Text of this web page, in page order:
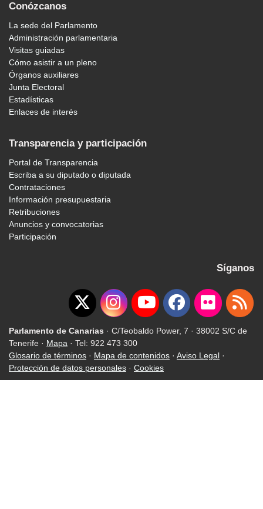
Conózcanos
La sede del Parlamento
Administración parlamentaria
Visitas guiadas
Cómo asistir a un pleno
Órganos auxiliares
Junta Electoral
Estadísticas
Enlaces de interés
Transparencia y participación
Portal de Transparencia
Escriba a su diputado o diputada
Contrataciones
Información presupuestaria
Retribuciones
Anuncios y convocatorias
Participación
Síganos
Parlamento de Canarias · C/Teobaldo Power, 7 · 38002 S/C de
Tenerife · Mapa · Tel: 922 473 300
Glosario de términos · Mapa de contenidos · Aviso Legal ·
Protección de datos personales · Cookies